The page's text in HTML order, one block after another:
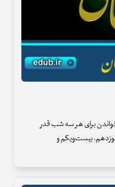
برای هر سه شب قدر
بیست‌ویکم و